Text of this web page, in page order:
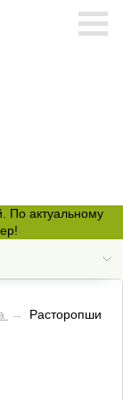
По актуальному
→
Расторопши